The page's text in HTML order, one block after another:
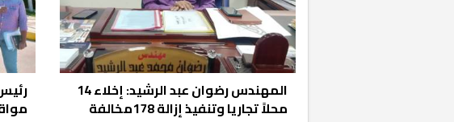
المهندس رضوان عبد الرشيد: إخلاء 14
محلاً تجاريا وتنفيذ إزالة 178مخالفة
«المؤشر» يطرح السؤال
كان اختيار خريج معهد العاشر
رمضان وزيرًا للإسكان قرارًا